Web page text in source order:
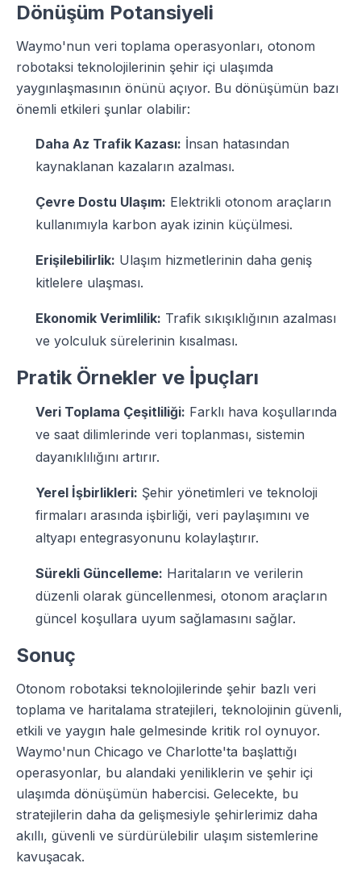
Dönüşüm Potansiyeli
Waymo'nun veri toplama operasyonları, otonom
robotaksi teknolojilerinin şehir içi ulaşımda
yaygınlaşmasının önünü açıyor. Bu dönüşümün bazı
önemli etkileri şunlar olabilir:
Daha Az Trafik Kazası: İnsan hatasından
kaynaklanan kazaların azalması.
Çevre Dostu Ulaşım: Elektrikli otonom araçların
kullanımıyla karbon ayak izinin küçülmesi.
Erişilebilirlik: Ulaşım hizmetlerinin daha geniş
kitlelere ulaşması.
Ekonomik Verimlilik: Trafik sıkışıklığının azalması
ve yolculuk sürelerinin kısalması.
Pratik Örnekler ve İpuçları
Veri Toplama Çeşitliliği: Farklı hava koşullarında
ve saat dilimlerinde veri toplanması, sistemin
dayanıklılığını artırır.
Yerel İşbirlikleri: Şehir yönetimleri ve teknoloji
firmaları arasında işbirliği, veri paylaşımını ve
altyapı entegrasyonunu kolaylaştırır.
Sürekli Güncelleme: Haritaların ve verilerin
düzenli olarak güncellenmesi, otonom araçların
güncel koşullara uyum sağlamasını sağlar.
Sonuç
Otonom robotaksi teknolojilerinde şehir bazlı veri
toplama ve haritalama stratejileri, teknolojinin güvenli,
etkili ve yaygın hale gelmesinde kritik rol oynuyor.
Waymo'nun Chicago ve Charlotte'ta başlattığı
operasyonlar, bu alandaki yeniliklerin ve şehir içi
ulaşımda dönüşümün habercisi. Gelecekte, bu
stratejilerin daha da gelişmesiyle şehirlerimiz daha
akıllı, güvenli ve sürdürülebilir ulaşım sistemlerine
kavuşacak.